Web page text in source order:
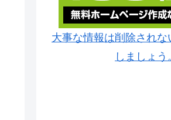
大事な情報は削除され
しましょう